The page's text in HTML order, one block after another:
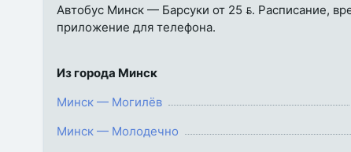
Автобус Минск — Барсуки от 25 . Расписание,
приложение для телефона.
Из города Минск
Минск — Могилёв
Минск — Молодечно